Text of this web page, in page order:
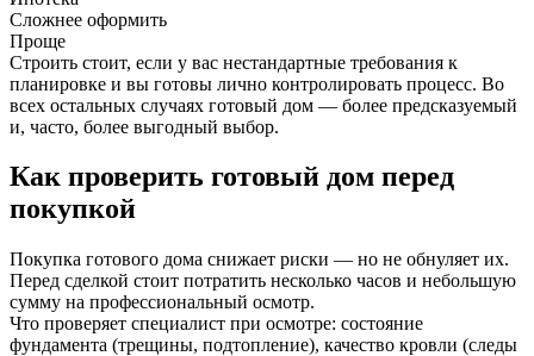
Сложнее оформить
Проще
Строить стоит, если у вас нестандартные требования к
планировке и вы готовы лично контролировать процесс. Во
всех остальных случаях готовый дом — более предсказуемый
и, часто, более выгодный выбор.
Как проверить готовый дом перед
покупкой
Покупка готового дома снижает риски — но не обнуляет их.
Перед сделкой стоит потратить несколько часов и небольшую
сумму на профессиональный осмотр.
Что проверяет специалист при осмотре: состояние
фундамента (трещины, подтопление), качество кровли (следы